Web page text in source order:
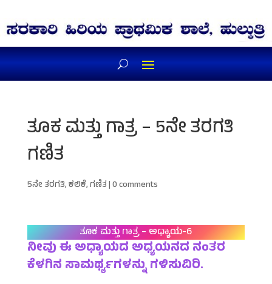
ತೂಕ ಮತ್ತು ಗಾತ್ರ – 5ನೇ ತರಗತಿ
ಗಣಿತ
5ನೇ ತರಗತಿ,ಕಲಿಕೆ,ಗಣಿತ|0 comments
ತೂಕ ಮತ್ತು ಗಾತ್ರ – ಅಧ್ಯಾಯ-6
ನೀವು ಈ ಅಧ್ಯಾಯದ ಅಧ್ಯಯನದ ನಂತರ
ಕೆಳಗಿನ ಸಾಮರ್ಥ್ಯಗಳನ್ನು ಗಳಿಸುವಿರಿ.